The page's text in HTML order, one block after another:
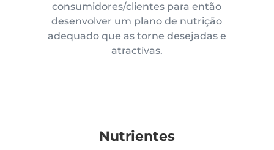
consumidores/clientes para então
desenvolver um plano de nutrição
adequado que as torne desejadas e
atractivas.
Nutrientes